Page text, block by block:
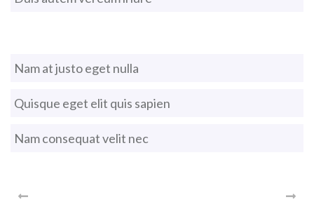
Nam at justo eget nulla
Quisque eget elit quis sapien
Nam consequat velit nec
PREV